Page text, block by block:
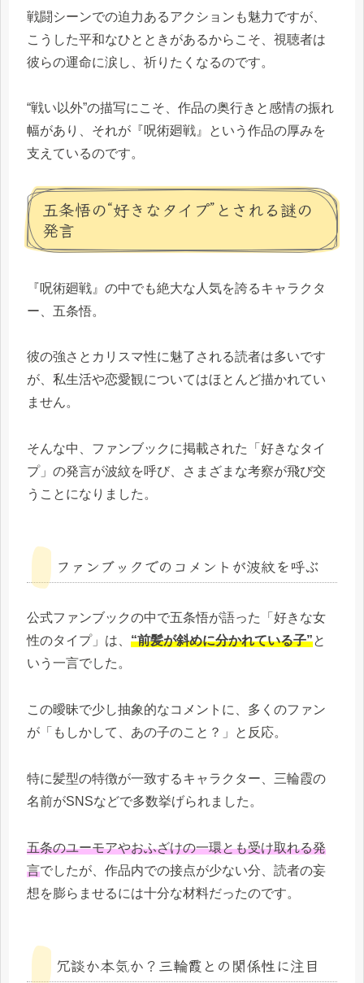
戦闘シーンでの迫力あるアクションも魅力ですが、
こうした平和なひとときがあるからこそ、視聴者は
彼らの運命に涙し、祈りたくなるのです。
“戦い以外”の描写にこそ、作品の奥行きと感情の振れ
幅があり、それが『呪術廻戦』という作品の厚みを
支えているのです。
五条悟の“好きなタイプ”とされる謎の
発言
『呪術廻戦』の中でも絶大な人気を誇るキャラクタ
ー、五条悟。
彼の強さとカリスマ性に魅了される読者は多いです
が、私生活や恋愛観についてはほとんど描かれてい
ません。
そんな中、ファンブックに掲載された「好きなタイ
プ」の発言が波紋を呼び、さまざまな考察が飛び交
うことになりました。
ファンブックでのコメントが波紋を呼ぶ
公式ファンブックの中で五条悟が語った「好きな女
性のタイプ」は、 “前髪が斜めに分かれている子”と
いう一言でした。
この曖昧で少し抽象的なコメントに、多くのファン
が「もしかして、あの子のこと？」と反応。
特に髪型の特徴が一致するキャラクター、三輪霞の
名前がSNSなどで多数挙げられました。
五条のユーモアやおふざけの一環とも受け取れる発
言でしたが、作品内での接点が少ない分、読者の妄
想を膨らませるには十分な材料だったのです。
冗談か本気か？三輪霞との関係性に注目